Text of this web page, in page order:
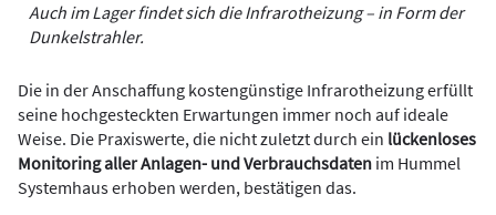
Auch im Lager findet sich die Infrarotheizung – in Form der
Dunkelstrahler.
Die in der Anschaffung kostengünstige Infrarotheizung erfüllt
seine hochgesteckten Erwartungen immer noch auf ideale
Weise. Die Praxiswerte, die nicht zuletzt durch ein lückenloses
Monitoring aller Anlagen- und Verbrauchsdaten im Hummel
Systemhaus erhoben werden, bestätigen das.